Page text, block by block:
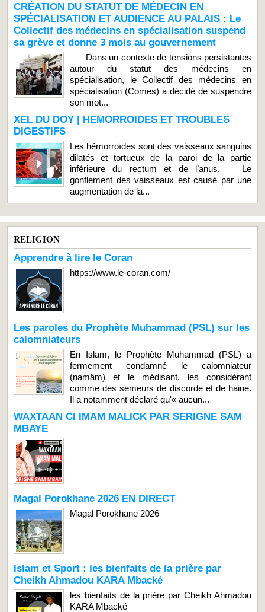
CRÉATION DU STATUT DE MÉDECIN EN
SPÉCIALISATION ET AUDIENCE AU PALAIS : Le
Collectif des médecins en spécialisation suspend
sa grève et donne 3 mois au gouvernement
Dans un contexte de tensions persistantes
autour du statut des médecins en
spécialisation, le Collectif des médecins en
spécialisation (Comes) a décidé de suspendre
son mot...
XEL DU DOY | HEMORROIDES ET TROUBLES
DIGESTIFS
Les hémorroïdes sont des vaisseaux sanguins
dilatés et tortueux de la paroi de la partie
inférieure du rectum et de l’anus. Le
gonflement des vaisseaux est causé par une
augmentation de la...
RELIGION
Apprendre à lire le Coran
https://www.le-coran.com/
Les paroles du Prophète Muhammad (PSL) sur les
calomniateurs
En Islam, le Prophète Muhammad (PSL) a
fermement condamné le calomniateur
(namâm) et le médisant, les considérant
comme des semeurs de discorde et de haine.
Il a notamment déclaré qu'« aucun...
WAXTAAN CI IMAM MALICK PAR SERIGNE SAM
MBAYE
Magal Porokhane 2026 EN DIRECT
Magal Porokhane 2026
Islam et Sport : les bienfaits de la prière par
Cheikh Ahmadou KARA Mbacké
les bienfaits de la prière par Cheikh Ahmadou
KARA Mbacké